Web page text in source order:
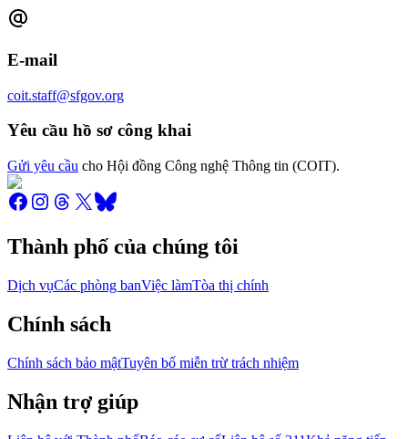
E-mail
coit.staff@sfgov.org
Yêu cầu hồ sơ công khai
Gửi yêu cầu cho Hội đồng Công nghệ Thông tin (COIT).
Thành phố của chúng tôi
Dịch vụCác phòng banViệc làmTòa thị chính
Chính sách
Chính sách bảo mậtTuyên bố miễn trừ trách nhiệm
Nhận trợ giúp